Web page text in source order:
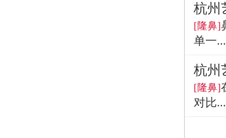
杭州
[隆鼻]
单一...
杭州
[隆鼻]
对比...